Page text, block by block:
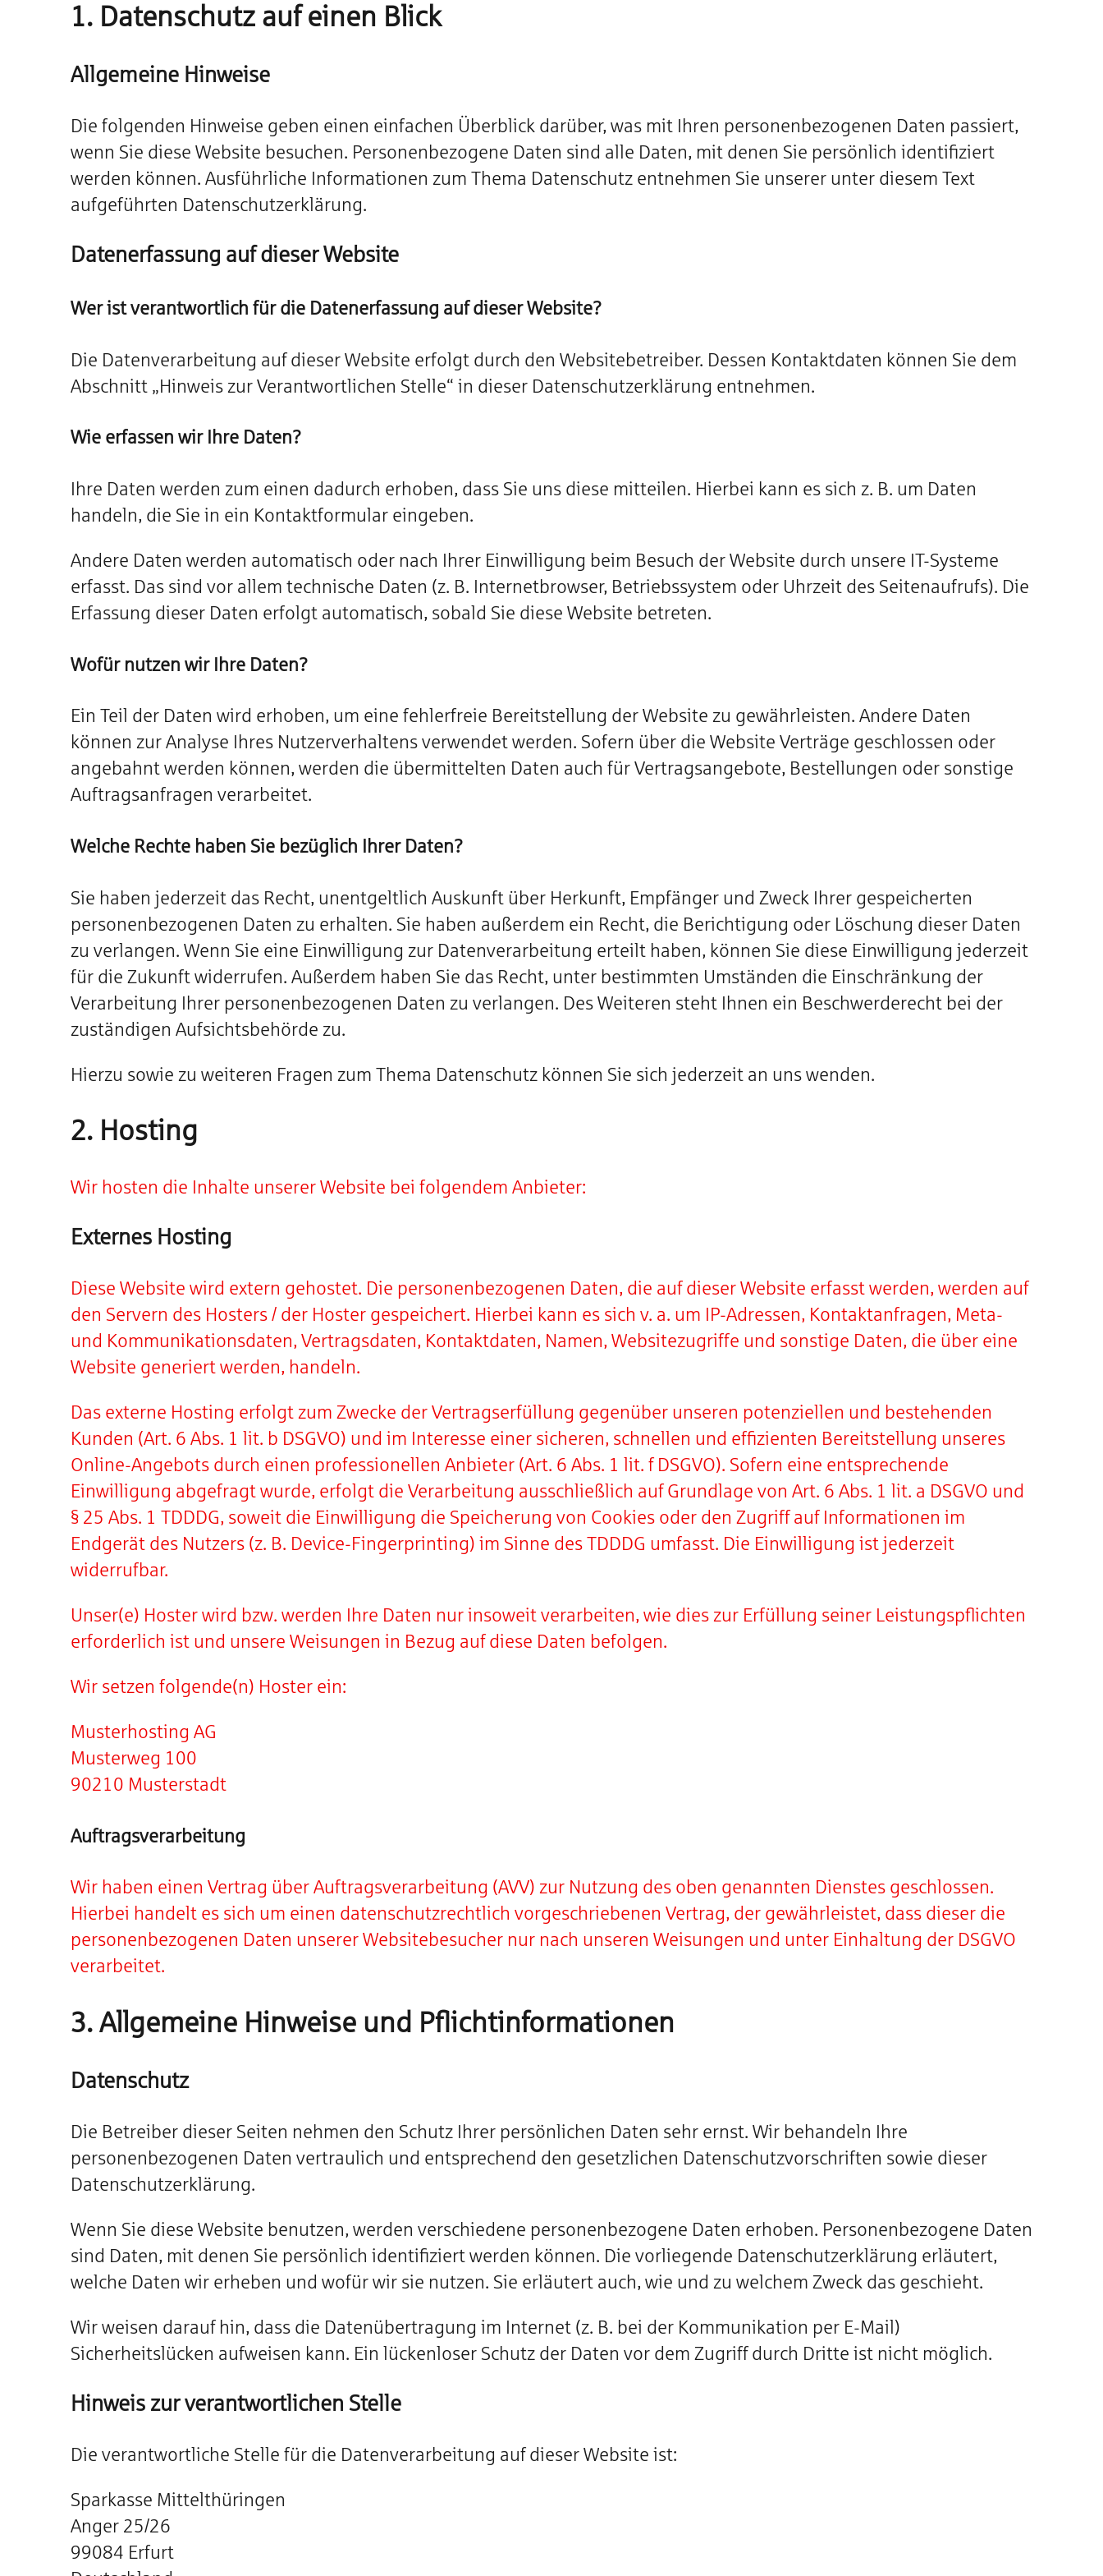
i
r
1. Datenschutz auf einen Blick
Allgemeine Hinweise
Die folgenden Hinweise geben einen einfachen Überblick darüber, was mit Ihren personenbezogenen Daten passiert,
wenn Sie diese Website besuchen. Personenbezogene Daten sind alle Daten, mit denen Sie persönlich identifiziert
werden können. Ausführliche Informationen zum Thema Datenschutz entnehmen Sie unserer unter diesem Text
aufgeführten Datenschutzerklärung.
Datenerfassung auf dieser Website
Wer ist verantwortlich für die Datenerfassung auf dieser Website?
Die Datenverarbeitung auf dieser Website erfolgt durch den Websitebetreiber. Dessen Kontaktdaten können Sie dem
Abschnitt „Hinweis zur Verantwortlichen Stelle“ in dieser Datenschutzerklärung entnehmen.
Wie erfassen wir Ihre Daten?
Ihre Daten werden zum einen dadurch erhoben, dass Sie uns diese mitteilen. Hierbei kann es sich z. B. um Daten
handeln, die Sie in ein Kontaktformular eingeben.
Andere Daten werden automatisch oder nach Ihrer Einwilligung beim Besuch der Website durch unsere IT-Systeme
erfasst. Das sind vor allem technische Daten (z. B. Internetbrowser, Betriebssystem oder Uhrzeit des Seitenaufrufs). Die
Erfassung dieser Daten erfolgt automatisch, sobald Sie diese Website betreten.
Wofür nutzen wir Ihre Daten?
Ein Teil der Daten wird erhoben, um eine fehlerfreie Bereitstellung der Website zu gewährleisten. Andere Daten
können zur Analyse Ihres Nutzerverhaltens verwendet werden. Sofern über die Website Verträge geschlossen oder
angebahnt werden können, werden die übermittelten Daten auch für Vertragsangebote, Bestellungen oder sonstige
Auftragsanfragen verarbeitet.
Welche Rechte haben Sie bezüglich Ihrer Daten?
Sie haben jederzeit das Recht, unentgeltlich Auskunft über Herkunft, Empfänger und Zweck Ihrer gespeicherten
personenbezogenen Daten zu erhalten. Sie haben außerdem ein Recht, die Berichtigung oder Löschung dieser Daten
zu verlangen. Wenn Sie eine Einwilligung zur Datenverarbeitung erteilt haben, können Sie diese Einwilligung jederzeit
für die Zukunft widerrufen. Außerdem haben Sie das Recht, unter bestimmten Umständen die Einschränkung der
Verarbeitung Ihrer personenbezogenen Daten zu verlangen. Des Weiteren steht Ihnen ein Beschwerderecht bei der
zuständigen Aufsichtsbehörde zu.
Hierzu sowie zu weiteren Fragen zum Thema Datenschutz können Sie sich jederzeit an uns wenden.
2. Hosting
Wir hosten die Inhalte unserer Website bei folgendem Anbieter:
Externes Hosting
Diese Website wird extern gehostet. Die personenbezogenen Daten, die auf dieser Website erfasst werden, werden auf
den Servern des Hosters / der Hoster gespeichert. Hierbei kann es sich v. a. um IP-Adressen, Kontaktanfragen, Meta-
und Kommunikationsdaten, Vertragsdaten, Kontaktdaten, Namen, Websitezugriffe und sonstige Daten, die über eine
Website generiert werden, handeln.
Das externe Hosting erfolgt zum Zwecke der Vertragserfüllung gegenüber unseren potenziellen und bestehenden
Kunden (Art. 6 Abs. 1 lit. b DSGVO) und im Interesse einer sicheren, schnellen und effizienten Bereitstellung unseres
Online-Angebots durch einen professionellen Anbieter (Art. 6 Abs. 1 lit. f DSGVO). Sofern eine entsprechende
Einwilligung abgefragt wurde, erfolgt die Verarbeitung ausschließlich auf Grundlage von Art. 6 Abs. 1 lit. a DSGVO und
§ 25 Abs. 1 TDDDG, soweit die Einwilligung die Speicherung von Cookies oder den Zugriff auf Informationen im
Endgerät des Nutzers (z. B. Device-Fingerprinting) im Sinne des TDDDG umfasst. Die Einwilligung ist jederzeit
widerrufbar.
Unser(e) Hoster wird bzw. werden Ihre Daten nur insoweit verarbeiten, wie dies zur Erfüllung seiner Leistungspflichten
erforderlich ist und unsere Weisungen in Bezug auf diese Daten befolgen.
Wir setzen folgende(n) Hoster ein:
Musterhosting AG
Musterweg 100
90210 Musterstadt
Auftragsverarbeitung
Wir haben einen Vertrag über Auftragsverarbeitung (AVV) zur Nutzung des oben genannten Dienstes geschlossen.
Hierbei handelt es sich um einen datenschutzrechtlich vorgeschriebenen Vertrag, der gewährleistet, dass dieser die
personenbezogenen Daten unserer Websitebesucher nur nach unseren Weisungen und unter Einhaltung der DSGVO
verarbeitet.
3. Allgemeine Hinweise und Pflicht­informationen
Datenschutz
Die Betreiber dieser Seiten nehmen den Schutz Ihrer persönlichen Daten sehr ernst. Wir behandeln Ihre
personenbezogenen Daten vertraulich und entsprechend den gesetzlichen Datenschutzvorschriften sowie dieser
Datenschutzerklärung.
Wenn Sie diese Website benutzen, werden verschiedene personenbezogene Daten erhoben. Personenbezogene Daten
sind Daten, mit denen Sie persönlich identifiziert werden können. Die vorliegende Datenschutzerklärung erläutert,
welche Daten wir erheben und wofür wir sie nutzen. Sie erläutert auch, wie und zu welchem Zweck das geschieht.
Wir weisen darauf hin, dass die Datenübertragung im Internet (z. B. bei der Kommunikation per E-Mail)
Sicherheitslücken aufweisen kann. Ein lückenloser Schutz der Daten vor dem Zugriff durch Dritte ist nicht möglich.
Hinweis zur verantwortlichen Stelle
Die verantwortliche Stelle für die Datenverarbeitung auf dieser Website ist:
Sparkasse Mittelthüringen
Anger 25/26
99084 Erfurt